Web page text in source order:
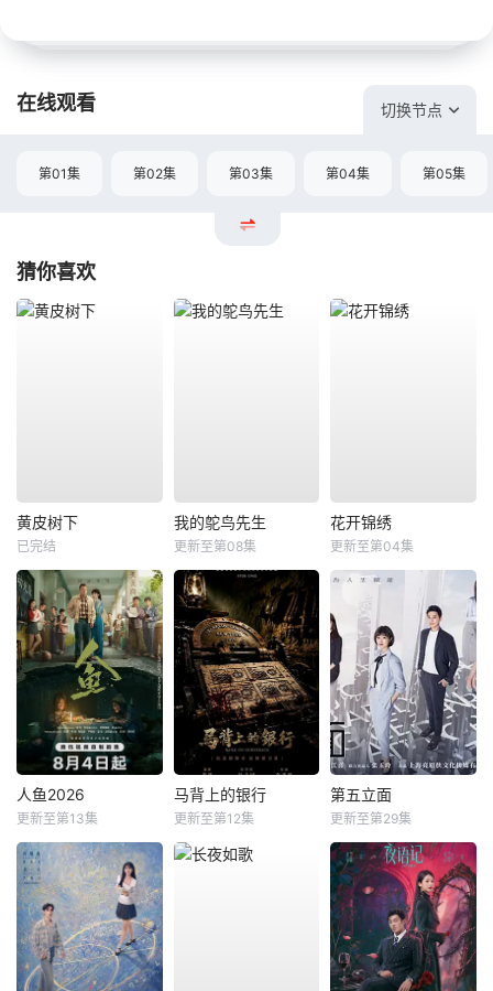
在线观看 切换节点
第01集 第02集 第03集 第04集 第05集
猜你喜欢
黄皮树下
已完结
我的鸵鸟先生
更新至第08集
花开锦绣
更新至第04集
人鱼2026
更新至第13集
马背上的银行
更新至第12集
第五立面
更新至第29集